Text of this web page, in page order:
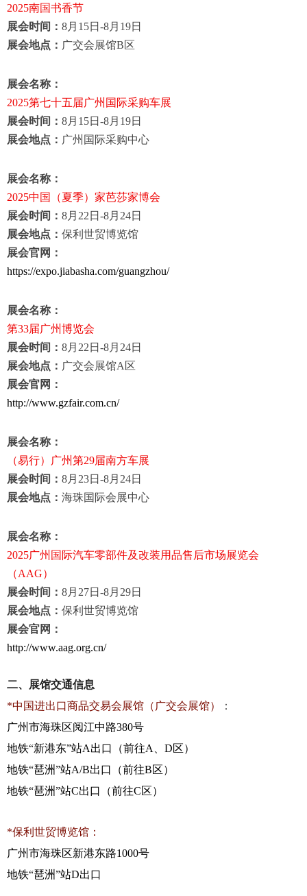
2025南国书香节
展会时间： 8月 15日 -8月 19日
展会地点： 广交会展馆B区
展会名称：
2025第七十五届广州国际采购车展
展会时间： 8月 15日 -8月 19日
展会地点： 广州国际采购中心
展会名称：
2025中国（夏季）家芭莎家博会
展会时间： 8月 22 日 -8月 24日
展会地点： 保利世贸博览馆
展会官网：
https://expo.jiabasha.com/guangzhou/
展会名称：
第33届广州博览会
展会时间： 8月 22 日 -8月 24日
展会地点： 广交会展馆A 区
展会官网：
http://www.gzfair.com.cn/
展会名称：
（易行）广州第29届南方车展
展会时间： 8月 23日 -8月 24日
展会地点： 海珠国际会展中心
展会名称：
2025广州国际汽车零部件及改装用品售后市场展览会
（AAG）
展会时间： 8月 27日 -8月 29日
展会地点： 保利世贸博览馆
展会官网：
http://www.aag.org.cn/
二、展馆交通信息
*中国进出口商品交易会展馆（广交会展馆）
：
广州市海珠区阅江中路380号
地铁“新港东”站A出口（前往A D区）
地铁“琶洲”站A/B出口（前往B区）
地铁“琶洲”站C出口（前往C区）
*保利世贸博览馆：
广州市海珠区新港东路1000号
地铁“琶洲”站D出口